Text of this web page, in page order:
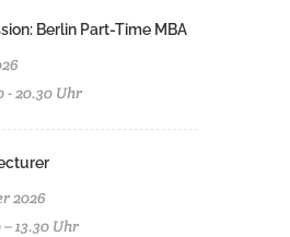
Berlin Part-Time MBA
- 20.30 Uhr
2026
13.30 Uhr